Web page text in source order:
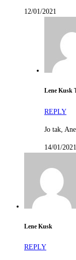
12/01/2021
Lene Kusk
REPLY
Jo tak,
14/01/2021
Lene Kusk
REPLY